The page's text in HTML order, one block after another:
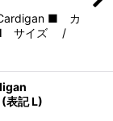
■ カ
サイズ /
表記 L)